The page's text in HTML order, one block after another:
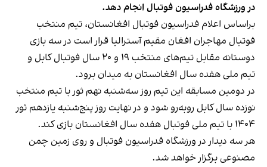
در ورزشگاه فدراسیون فوتبال انجام دهد.
براساس اعلام فدراسیون فوتبال افغانستان، تیم منتخب
فوتبال مهاجران افغان مقیم آسترالیا قرار است در سه بازی
دوستانه مقابل تیم‌های منتخب ١٩ و ٢٠ سال فوتبال کابل و
تیم ملی هفده سال افغانستان به میدان برود.
در دومین مسابقه این تیم روز سه‌شنبه نهم ثور با تیم منتخب
نوزده سال کابل روبه‌رو شود و در نهایت روز پنج‌شنبه یازدهم ثور
١٤٠٤ با تیم ملی فوتبال هفده سال افغانستان بازی کند.
هر سه دیدار در ورزشگاه فدراسیون فوتبال و روی زمین چمن
مصنوعی برگزار خواهد شد.